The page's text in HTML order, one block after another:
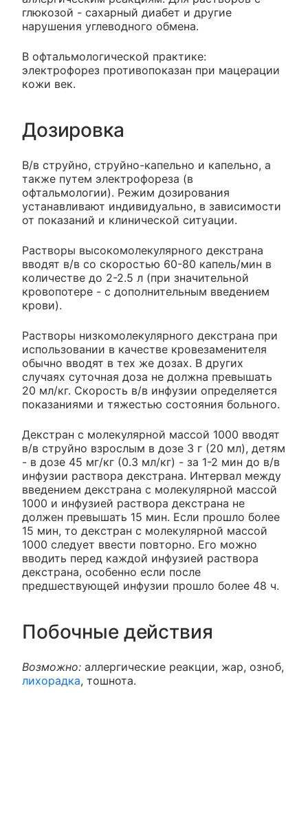
глюкозой - сахарный диабет и другие
нарушения углеводного обмена.
В офтальмологической практике:
электрофорез противопоказан при мацерации
кожи век.
Дозировка
В/в струйно, струйно-капельно и капельно, а
также путем электрофореза (в
офтальмологии). Режим дозирования
устанавливают индивидуально, в зависимости
от показаний и клинической ситуации.
Растворы высокомолекулярного декстрана
вводят в/в со скоростью 60-80 капель/мин в
количестве до 2-2.5 л (при значительной
кровопотере - с дополнительным введением
крови).
Растворы низкомолекулярного декстрана при
использовании в качестве кровезаменителя
обычно вводят в тех же дозах. В других
случаях суточная доза не должна превышать
20 мл/кг. Скорость в/в инфузии определяется
показаниями и тяжестью состояния больного.
Декстран с молекулярной массой 1000 вводят
в/в струйно взрослым в дозе 3 г (20 мл), детям
- в дозе 45 мг/кг (0.3 мл/кг) - за 1-2 мин до в/в
инфузии раствора декстрана. Интервал между
введением декстрана с молекулярной массой
1000 и инфузией раствора декстрана не
должен превышать 15 мин. Если прошло более
15 мин, то декстран с молекулярной массой
1000 следует ввести повторно. Его можно
вводить перед каждой инфузией раствора
декстрана, особенно если после
предшествующей инфузии прошло более 48 ч.
Побочные действия
Возможно: аллергические реакции, жар, озноб,
лихорадка, тошнота.